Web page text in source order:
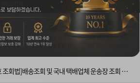
입금확인이 안되는 상황을 대비해 꼭 입금후 고객센터 연락바랍니다.
]설 연휴 배송 및 휴무 안내
[운송장번호 조회법]배송조회 및 국내 택배업체 운송장 조회 하는법